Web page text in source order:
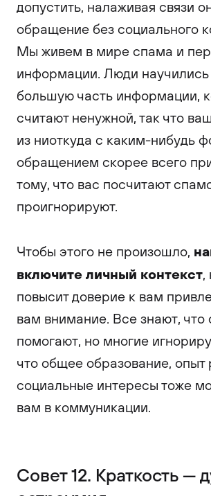
допустить, налаживая связи
обращение без социального
Мы живем в мире спама и
информации. Люди научились
большую часть информации,
считают ненужной, так что
из ниоткуда с каким-нибудь
обращением скорее всего
тому, что вас посчитают
проигнорируют.
Чтобы этого не произошло,
включите личный контекст,
повысит доверие к вам
вам внимание. Все знают, что
помогают, но многие
что общее образование, опыт
социальные интересы тоже
вам в коммуникации.
Совет 12. Краткость —